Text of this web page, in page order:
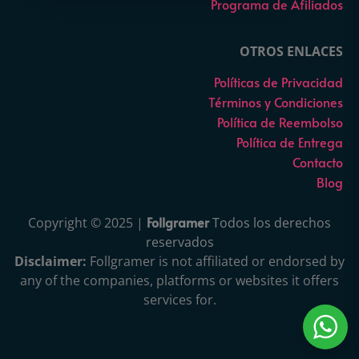
Programa de Afiliados
OTROS ENLACES
Políticas de Privacidad
Términos y Condiciones
Política de Reembolso
Política de Entrega
Contacto
Blog
Copyright © 2025 | FollgramerTodos los derechos
reservados
Disclaimer: Follgramer is not affiliated or endorsed by
any of the companies, platforms or websites it offers
services for.